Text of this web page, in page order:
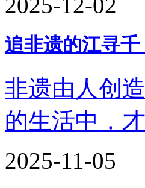
2025-12-02
追非遗的江寻
非遗由人创
的生活中，
2025-11-05